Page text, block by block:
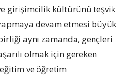
girişimcilik kültürünü teşvik
devam etmesi büyük
aynı zamanda, gençleri
olmak için gereken
ve öğretim